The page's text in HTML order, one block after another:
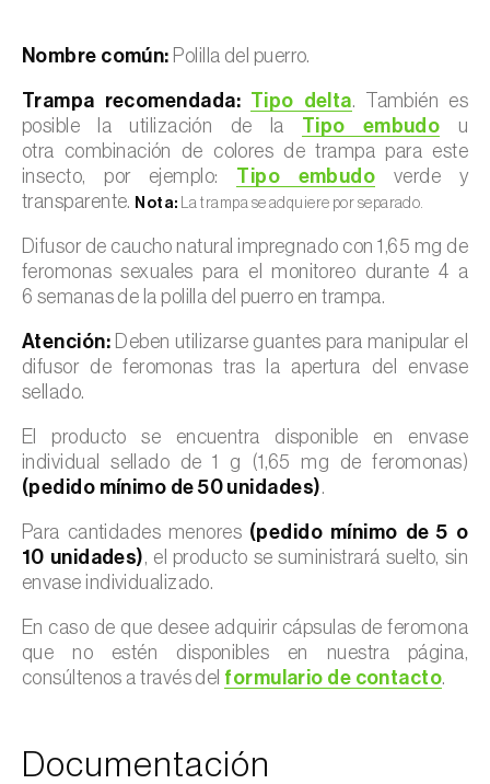
Nombre común: Polilla del puerro.
Trampa recomendada: Tipo delta. También es
posible la utilización de la Tipo embudo u
otra combinación de colores de trampa para este
insecto, por ejemplo: Tipo embudo verde y
transparente. Nota: La trampa se adquiere por separado.
Difusor de caucho natural impregnado con 1,65 mg de
feromonas sexuales para el monitoreo durante 4 a
6 semanas de la polilla del puerro en trampa.
Atención: Deben utilizarse guantes para manipular el
difusor de feromonas tras la apertura del envase
sellado.
El producto se encuentra disponible en envase
individual sellado de 1 g (1,65 mg de feromonas)
(pedido mínimo de 50 unidades).
Para cantidades menores (pedido mínimo de 5 o
10 unidades), el producto se suministrará suelto, sin
envase individualizado.
En caso de que desee adquirir cápsulas de feromona
que no estén disponibles en nuestra página,
consúltenos a través del formulario de contacto.
Documentación